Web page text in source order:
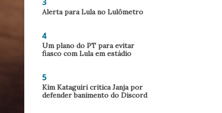
Alerta para Lula no Lulômetro
4
Um plano do PT para evitar
fiasco com Lula em estádio
5
Kim Kataguiri critica Janja por
defender banimento do Discord